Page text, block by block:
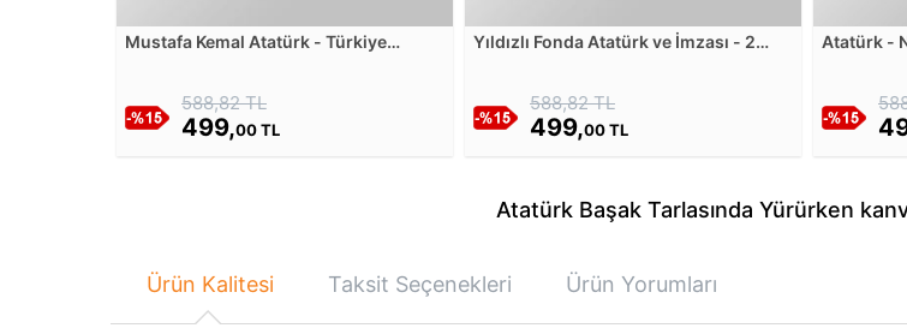
Mustafa Kemal Atatürk - Türkiye
588,82 TL
499,00 TL
Yıldızlı Fonda Atatürk ve İmzası - 2
588,82 TL
499,00 TL
Atatürk - Neşeli olmayan insanlardan
Tablosu
Atatürk Başak Tarlasında Yürürken
Ürün Kalitesi Taksit Seçenekleri Ürün Yorumları